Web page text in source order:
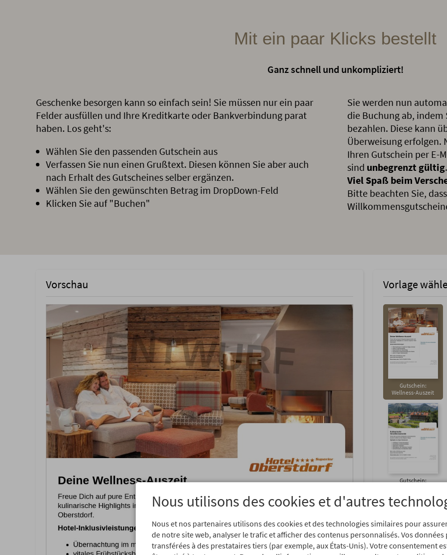
Mit ein paar Klicks bestellt
Ganz schnell und unkompliziert!
Geschenke besorgen kann so einfach sein! Sie müssen nur ein paar
Felder ausfüllen und Ihre Kreditkarte oder Bankverbindung parat
haben. Los geht's:
Wählen Sie den passenden Gutschein aus
Verfassen Sie nun einen Grußtext. Diesen können Sie aber auch
nach Erhalt des Gutscheines selber ergänzen.
Wählen Sie den gewünschten Betrag im DropDown-Feld
Klicken Sie auf "Buchen"
Sie werden nun
die Buchung ab,
bezahlen. Diese kann
Überweisung erfolgen.
Ihren Gutschein per E-
sind unbegrenzt gültig.
Viel Spaß beim
Bitte beachten Sie,
Vorschau Vorlage
Gutschein:
Wellness-Auszeit
Gutschein:
Text auf dem
Nous utilisons des cookies et d'autres
Nous et nos partenaires utilisons des cookies et des technologies similaires pour
de notre site web, analyser le trafic et afficher des contenus personnalisés. Vos données
transférées à des prestataires tiers (par exemple, aux États-Unis). Votre consentement